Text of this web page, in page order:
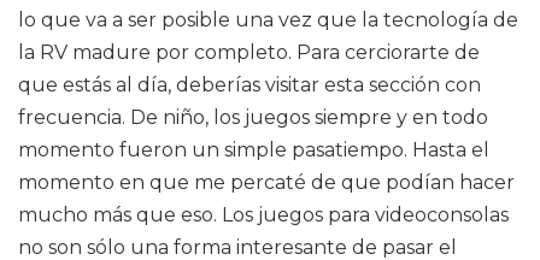
lo que va a ser posible una vez que la tecnología de
la RV madure por completo. Para cerciorarte de
que estás al día, deberías visitar esta sección con
frecuencia. De niño, los juegos siempre y en todo
momento fueron un simple pasatiempo. Hasta el
momento en que me percaté de que podían hacer
mucho más que eso. Los juegos para videoconsolas
no son sólo una forma interesante de pasar el